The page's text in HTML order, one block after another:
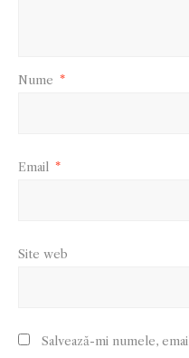
Nume *
Email *
Site web
Salvează-mi numele,